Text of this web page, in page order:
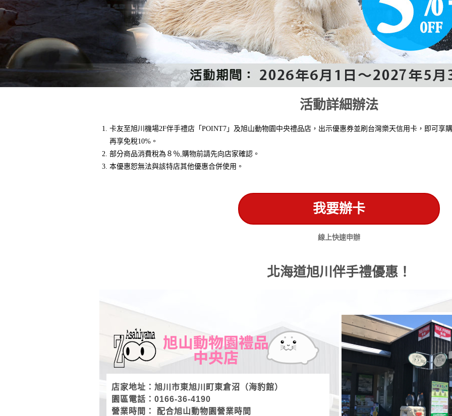
活動詳細辦法
卡友至旭川機場2F伴手禮店「POINT7」及旭山動物園中央禮品店，出示優惠券並刷台灣樂天信用卡，即可享
再享免稅10%。
部分商品消費稅為８％,購物前請先向店家確認。
本優惠恕無法與該特店其他優惠合併使用。
我要辦卡
線上快速申辦
北海道旭川伴手禮優惠！
店家地址：旭川市東旭川町東倉沼（海豹館）
園區電話：0166-36-4190
營業時間： 配合旭山動物園營業時間